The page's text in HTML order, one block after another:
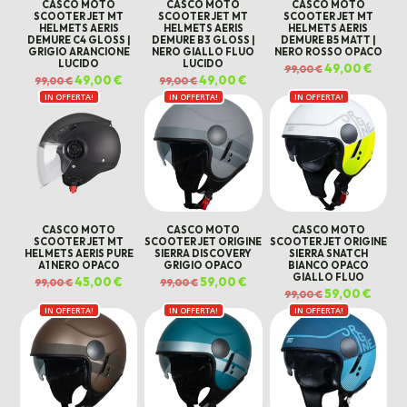
CASCO MOTO
SCOOTER JET MT
HELMETS AERIS
DEMURE C4 GLOSS |
GRIGIO ARANCIONE
LUCIDO
99,00€Il
prezzo
originale
era:
99,00 €.
49,00€
attuale
49,00 €.
CASCO MOTO
SCOOTER JET MT
HELMETS AERIS
DEMURE B3 GLOSS |
NERO GIALLO FLUO
LUCIDO
99,00€Il
prezzo
originale
era:
49,00€
attuale
49,00 €.
CASCO MOTO
SCOOTER JET MT
HELMETS AERIS
DEMURE B5 MATT |
NERO ROSSO OPACO
99,00€Il
prezzo
era:
99,00 €.
49,00€Il
è:
49,00
IN OFFERTA!
CASCO MOTO
SCOOTER JET MT
HELMETS AERIS PURE
A1 NERO OPACO
99,00€Il
prezzo
era:
99,00 €.
45,00€
è:
45,00 €.
IN OFFERTA!
CASCO MOTO
SCOOTER JET ORIGINE
SIERRA DISCOVERY
GRIGIO OPACO
99,00€ Il
prezzo
era:
99,00 €.
59,00€Il
prezzo
attuale
è:
59,00 €.
IN OFFERTA!
CASCO MOTO
SCOOTER JET ORIGINE
SIERRA SNATCH
BIANCO OPACO
GIALLO FLUO
99,00€ Il
prezzo
originale
era:
99,00 €.
59,00€
59,00
IN OFFERTA! IN OFFERTA! IN OFFERTA!